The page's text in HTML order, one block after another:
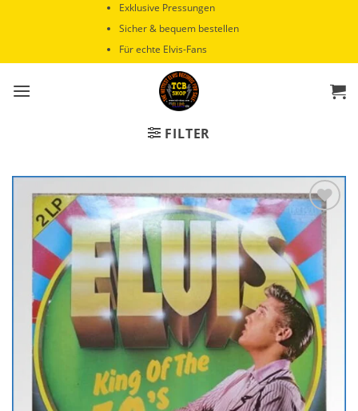
Exklusive Pressungen
Sicher & bequem bestellen
Für echte Elvis-Fans
FILTER
Zur
Wunschliste
hinzufügen